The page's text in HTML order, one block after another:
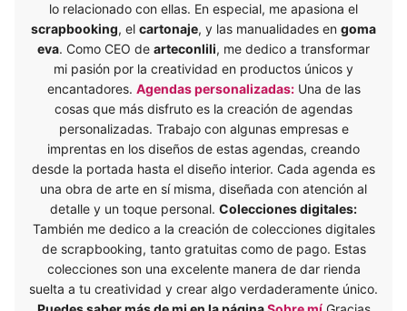
lo relacionado con ellas. En especial, me apasiona el
scrapbooking, el cartonaje, y las manualidades en goma
eva. Como CEO de arteconlili, me dedico a transformar
mi pasión por la creatividad en productos únicos y
encantadores. Agendas personalizadas:Una de las
cosas que más disfruto es la creación de agendas
personalizadas. Trabajo con algunas empresas e
imprentas en los diseños de estas agendas, creando
desde la portada hasta el diseño interior. Cada agenda es
una obra de arte en sí misma, diseñada con atención al
detalle y un toque personal. Colecciones digitales:
También me dedico a la creación de colecciones digitales
de scrapbooking, tanto gratuitas como de pago. Estas
colecciones son una excelente manera de dar rienda
suelta a tu creatividad y crear algo verdaderamente único.